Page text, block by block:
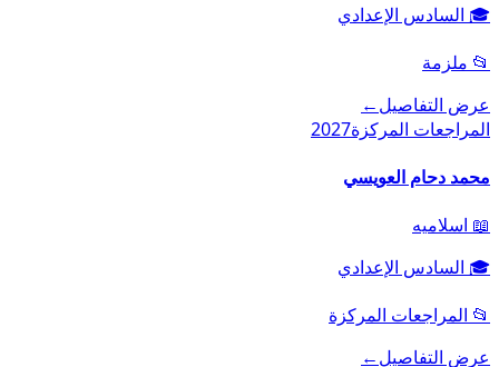
🎓 السادس الإعدادي
📂 ملزمة
عرض التفاصيل←
المراجعات المركزة2027
محمد دحام العويسي
📖 اسلاميه
🎓 السادس الإعدادي
📂 المراجعات المركزة
عرض التفاصيل←